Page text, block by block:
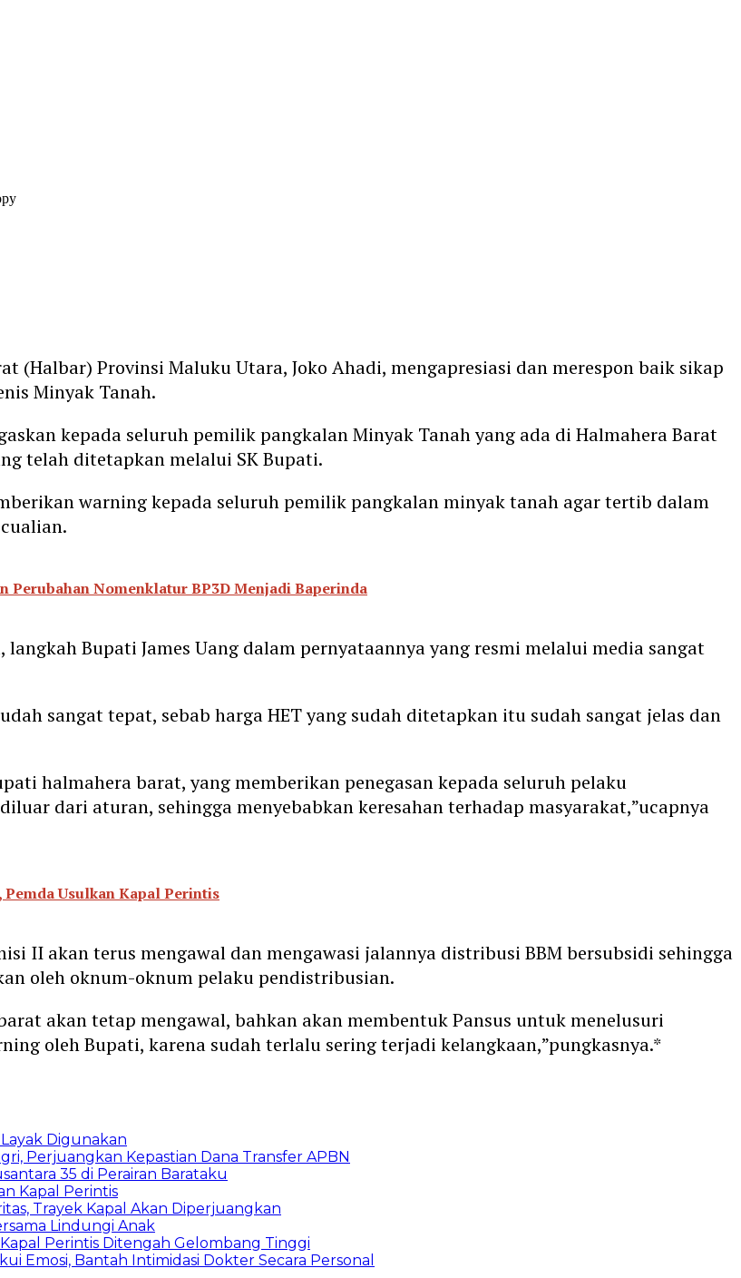
(Halbar) Provinsi Maluku Utara, Joko Ahadi, mengapresiasi dan merespon baik sikap
Minyak Tanah.
kepada seluruh pemilik pangkalan Minyak Tanah yang ada di Halmahera Barat
telah ditetapkan melalui SK Bupati.
warning kepada seluruh pemilik pangkalan minyak tanah agar tertib dalam
Perubahan Nomenklatur BP3D Menjadi Baperinda
Bupati James Uang dalam pernyataannya yang resmi melalui media sangat
sangat tepat, sebab harga HET yang sudah ditetapkan itu sudah sangat jelas dan
halmahera barat, yang memberikan penegasan kepada seluruh pelaku
dari aturan, sehingga menyebabkan keresahan terhadap masyarakat,”ucapnya
Usulkan Kapal Perintis
II akan terus mengawal dan mengawasi jalannya distribusi BBM bersubsidi sehingga
oleh oknum-oknum pelaku pendistribusian.
akan tetap mengawal, bahkan akan membentuk Pansus untuk menelusuri
oleh Bupati, karena sudah terlalu sering terjadi kelangkaan,”pungkasnya.*
Digunakan
Perjuangkan Kepastian Dana Transfer APBN
35 di Perairan Barataku
Kapal Perintis
Trayek Kapal Akan Diperjuangkan
Lindungi Anak
Perintis Ditengah Gelombang Tinggi
Emosi, Bantah Intimidasi Dokter Secara Personal